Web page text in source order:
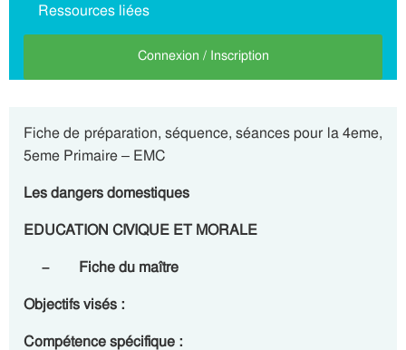
Ressources liées
Connexion / Inscription
Fiche de préparation, séquence, séances pour la 4eme,
5eme Primaire – EMC
Les dangers domestiques
EDUCATION CIVIQUE ET MORALE
– Fiche du maître
Objectifs visés :
Compétence spécifique :